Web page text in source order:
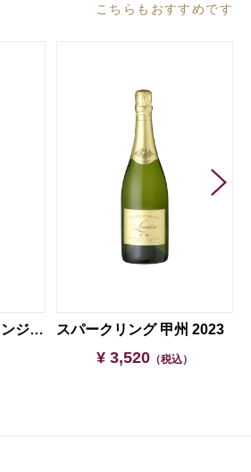
こちらもおすすめです
スパークリング オランジェ 2023 スパークリング 甲州 2023
¥ 3,520 （税込）